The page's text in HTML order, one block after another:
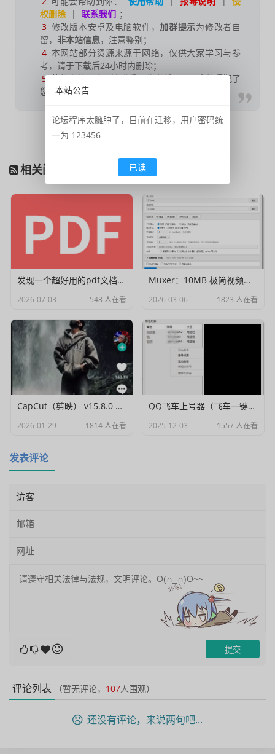
权删除
| 联系我们 ；
3 修改版本安卓及电脑软件，加群提示为修改者自
留， 非本站信息，注意鉴别；
4 本网站部分资源来源于网络，仅供大家学习与参
考，请于下载后24小时内删除；
5若作商业用途，请联系原作者授权，若本站侵犯了
您的权益请联系站长进行删除处理；
收藏
相关阅读
发现一个超好用的pdf文档编辑器
2026-07-03 548 人在看
Muxer：10MB 极简视频字幕批量封装工具 (单文件/绿色版)
2026-03-06 1823 人在看
CapCut（剪映） v15.8.0 国际高级会员解锁破解版
2026-01-29 1814 人在看
QQ飞车上号器（飞车一键登号器）V1.0
2025-12-03 1557 人在看
发表评论
评论列表 （暂无评论， 107人围观）
还没有评论，来说两句吧...
本站公告
论坛程序太臃肿了，目前在迁移，用户密码统
一为 123456
已读